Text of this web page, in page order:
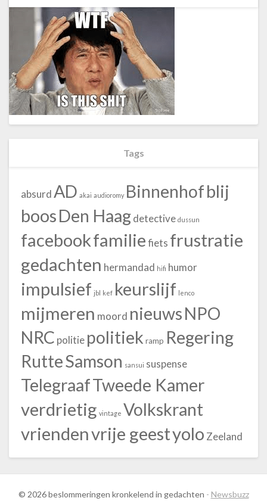
Tags
absurdAD akai audioromy Binnenhofblij
boosDen Haagdetective dussun
facebookfamiliefiets frustratie
gedachten hermandad hifi humor
impulsief jbl kef keurslijf lenco
mijmeren moord nieuwsNPO
NRC politie politiek ramp Regering
RutteSamson sansui suspense
TelegraafTweede Kamer
verdrietig vintage Volkskrant
vriendenvrije geestyolo Zeeland
© 2026 beslommeringen kronkelend in gedachten - Newsbuzz